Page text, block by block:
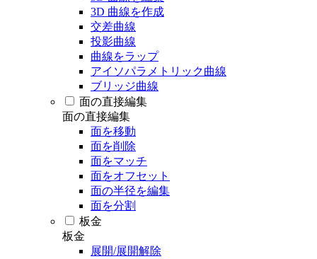
3D 曲線を作成
交差曲線
投影曲線
曲線をラップ
アイソパラメトリック曲線
ブリッジ曲線
面の直接編集
面の直接編集
面を移動
面を削除
面をマッチ
面をオフセット
面の半径を編集
面を分割
板金
板金
展開/展開解除